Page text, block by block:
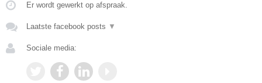
Er wordt gewerkt op afspraak.
Laatste facebook posts ▼
Sociale media: